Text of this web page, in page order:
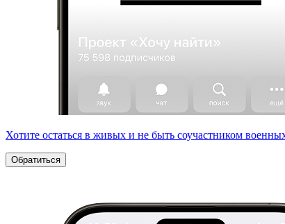
Хотите остаться в живых и не быть соучастником
Обратиться